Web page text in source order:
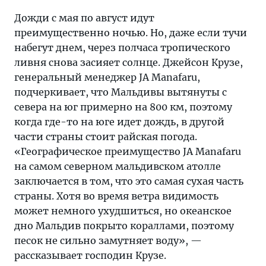
Дожди с мая по август идут
преимущественно ночью. Но, даже если тучи
набегут днем, через полчаса тропического
ливня снова засияет солнце. Джейсон Крузе,
генеральный менеджер JA Manafaru,
подчеркивает, что Мальдивы вытянуты с
севера на юг примерно на 800 км, поэтому
когда где-то на юге идет дождь, в другой
части страны стоит райская погода.
«Географическое преимущество JA Manafaru
на самом северном мальдивском атолле
заключается в том, что это самая сухая часть
страны. Хотя во время ветра видимость
может немного ухудшиться, но океанское
дно Мальдив покрыто кораллами, поэтому
песок не сильно замутняет воду», —
рассказывает господин Крузе.